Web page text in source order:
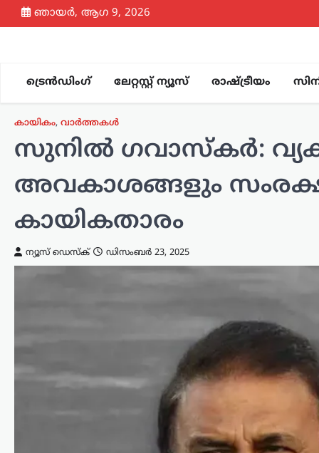
Skip
to
ഞായർ, ആഗ 9, 2026
ട്രെൻഡിംഗ് ലേറ്റസ്റ്റ് ന്യൂസ് രാഷ്ട്രീയം
കായികം, വാർത്തകൾ
സുനിൽ ഗവാസ്‌കർ:
അവകാശങ്ങളും
കായികതാരം
ന്യൂസ് ഡെസ്ക് ഡിസംബർ 23, 2025